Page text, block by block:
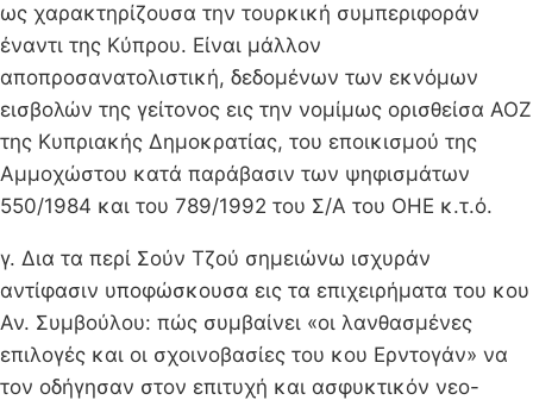
ως χαρακτηρίζουσα την τουρκική συμπεριφοράν
έναντι της Κύπρου. Είναι μάλλον
αποπροσανατολιστική, δεδομένων των εκνόμων
εισβολών της γείτονος εις την νομίμως ορισθείσα ΑΟΖ
της Κυπριακής Δημοκρατίας, του εποικισμού της
Αμμοχώστου κατά παράβασιν των ψηφισμάτων
550/1984 και του 789/1992 του Σ/Α του ΟΗΕ κ.τ.ό.
γ. Δια τα περί Σούν Τζού σημειώνω ισχυράν
αντίφασιν υποφώσκουσα εις τα επιχειρήματα του κου
Αν. Συμβούλου: πώς συμβαίνει «οι λανθασμένες
επιλογές και οι σχοινοβασίες του κου Ερντογάν» να
τον οδήγησαν στον επιτυχή και ασφυκτικόν νεο-